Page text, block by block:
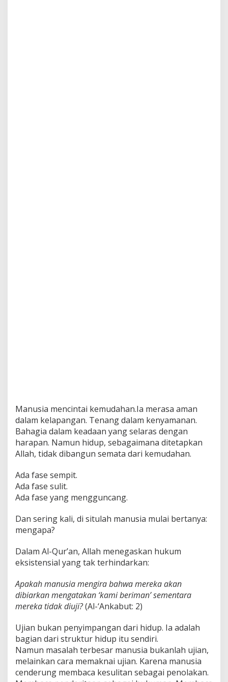
Manusia mencintai kemudahan.Ia merasa aman
dalam kelapangan. Tenang dalam kenyamanan.
Bahagia dalam keadaan yang selaras dengan
harapan. Namun hidup, sebagaimana ditetapkan
Allah, tidak dibangun semata dari kemudahan.
Ada fase sempit.
Ada fase sulit.
Ada fase yang mengguncang.
Dan sering kali, di situlah manusia mulai bertanya:
mengapa?
Dalam Al-Qur’an, Allah menegaskan hukum
eksistensial yang tak terhindarkan:
Apakah manusia mengira bahwa mereka akan
dibiarkan mengatakan ‘kami beriman’ sementara
mereka tidak diuji?(Al-‘Ankabut: 2)
Ujian bukan penyimpangan dari hidup. Ia adalah
bagian dari struktur hidup itu sendiri.
Namun masalah terbesar manusia bukanlah ujian,
melainkan cara memaknai ujian. Karena manusia
cenderung membaca kesulitan sebagai penolakan.